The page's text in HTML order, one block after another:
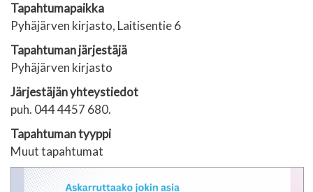
Tapahtumapaikka
Pyhäjärven kirjasto, Laitisentie 6
Tapahtuman järjestäjä
Pyhäjärven kirjasto
Järjestäjän yhteystiedot
puh. 044 4457 680.
Tapahtuman tyyppi
Muut tapahtumat